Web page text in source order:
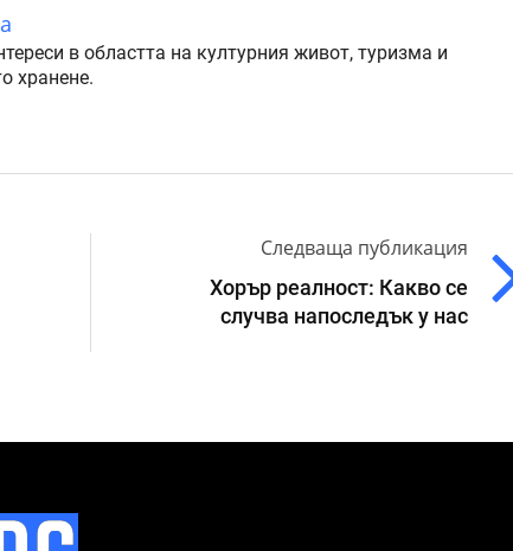
в областта на културния живот, туризма и
хранене.
Следваща публикация
Хорър реалност: Какво се
случва напоследък у нас